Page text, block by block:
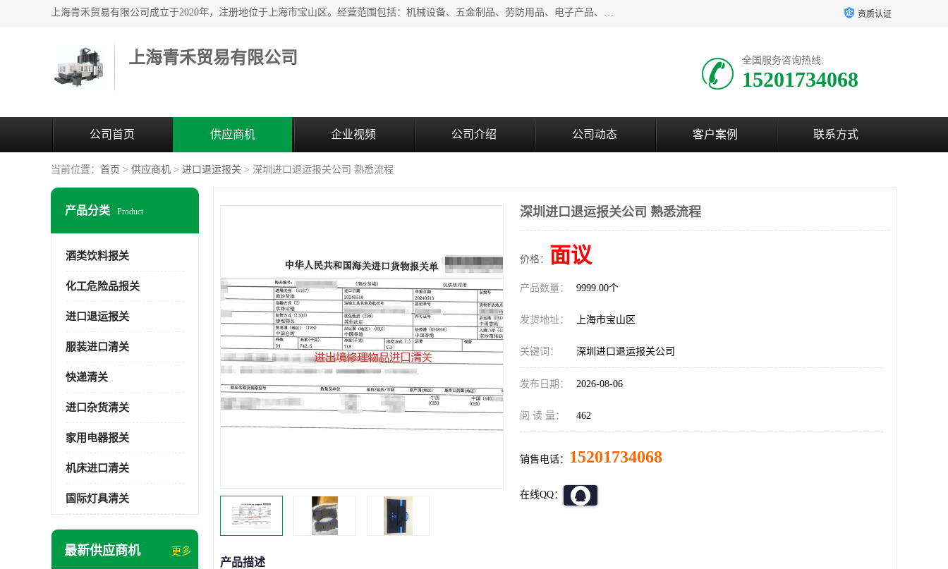
上海青禾贸易有限公司成立于2020年，注册地位于上海市宝山区。经营范围包括：机械设备、五金制品、劳防用品、电子产品、塑胶制品、家具、模具、纺织品、仪器仪表、建筑材料、装饰材料、化工产品、金属制品、机车配件等货物进出口报关、清关服务。 资质认证
上海青禾贸易有限公司 全国服务咨询热线:
15201734068
公司首页 供应商机 企业视频 公司介绍 公司动态 客户案例 联系方式
当前位置： 首页 > 供应商机 > 进口退运报关 > 深圳进口退运报关公司 熟悉流程
产品分类 Product
酒类饮料报关
化工危险品报关
进口退运报关
服装进口清关
快递清关
进口杂货清关
家用电器报关
机床进口清关
国际灯具清关
最新供应商机 更多
深圳进口退运报关公司 熟悉流程
价格： 面议
产品数量： 9999.00个
发货地址： 上海市宝山区
关键词： 深圳进口退运报关公司
发布日期： 2026-08-06
阅 读 量： 462
销售电话： 15201734068
在线QQ：
产品描述